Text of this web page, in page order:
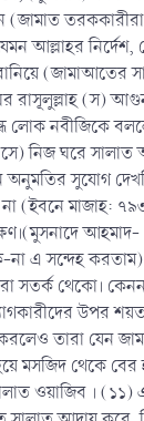
আল্লাহর নির্দেশ,
(জামাআতের
রাসূলুল্লাহ (স)
লোক নবীজিকে
ঘরে সালাত
অনুমতির সুযোগ
(ইবনে মাজাহ:
এ সন্দেহ
সতর্ক থেকো।
উপর
তারা যেন
থেকে বের
ওয়াজিব । (১১)